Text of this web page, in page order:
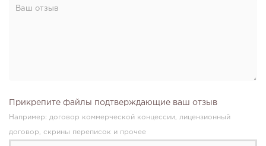
Прикрепите файлы подтверждающие ваш отзыв
Например: договор коммерческой концессии, лицензионный
договор, скрины переписок и прочее